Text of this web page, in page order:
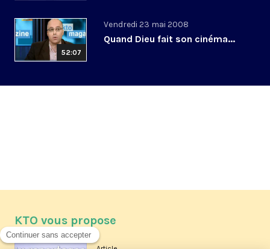
52:07
Vendredi 23 mai 2008
Quand Dieu fait son cinéma...
KTO vous propose